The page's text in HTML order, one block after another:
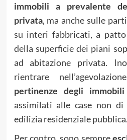
immobili a prevalente
privata, ma anche sulle
su interi fabbricati, a
della superficie dei piani
ad abitazione privata.
rientrare
pertinenze degli
assimilati alle case non
edilizia residenziale pubblica.